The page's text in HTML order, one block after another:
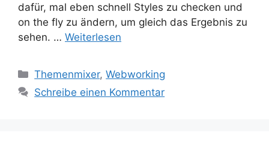
dafür, mal eben schnell Styles zu checken und
on the fly zu ändern, um gleich das Ergebnis zu
sehen. … Weiterlesen
Kategorien
Themenmixer,Webworking
Schreibe einen Kommentar